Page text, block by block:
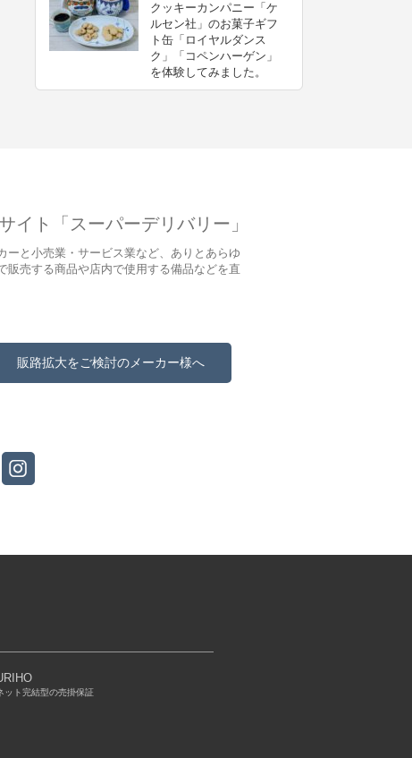
クッキーカンパニー「ケ
ルセン社」のお菓子ギフ
ト缶「ロイヤルダンス
ク」「コペンハーゲン」
を体験してみました。
イト「スーパーデリバリー」
ーと小売業・サービス業など、ありとあらゆ
販売する商品や店内で使用する備品などを直
販路拡大をご検討のメーカー様へ
ット完結型の売掛保証